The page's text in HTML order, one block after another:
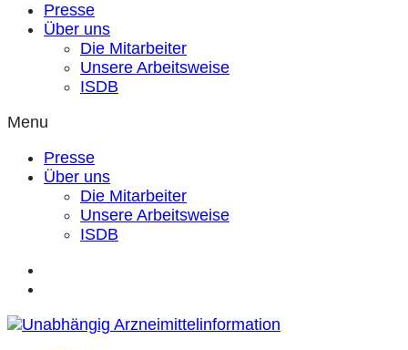
Presse
Über uns
Die Mitarbeiter
Unsere Arbeitsweise
ISDB
Menu
Presse
Über uns
Die Mitarbeiter
Unsere Arbeitsweise
ISDB